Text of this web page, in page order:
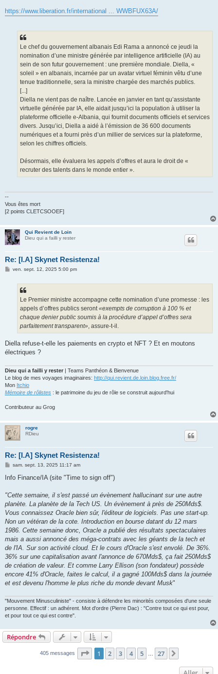
https://www.liberation.fr/international ... WWBFUX63A/
Le chef du gouvernement albanais Edi Rama a annoncé ce jeudi la
nomination d’une ministre générée par intelligence artificielle (IA) au
sein de son futur gouvernement : une première mondiale. Diella, «
soleil » en albanais, incarnée par un avatar virtuel féminin vêtu d’une
tenue traditionnelle, sera la ministre chargée des marchés publics.
[...]
Diella ne vient pas de naître. Lancée en janvier en tant qu’assistante
virtuelle générée par IA, elle aidait jusqu’ici la population à utiliser la
plateforme officielle e-Albania, qui fournit documents officiels et services
divers. Jusqu’ici, Diella a aidé à l’émission de 36 600 documents
numériques et a fourni près d’un millier de services sur la plateforme,
selon les chiffres officiels.
Désormais, elle évaluera les appels d’offres et aura le droit de «
recruter des talents dans le monde entier ».
--
Vous êtes mort
[2 points CLETCSOOEF]
Qui Revient de Loin
Dieu qui a failli y rester
Re: [I.A] Skynet Resistenza!
Mven. sept. 12, 2025 5:00 pm
Le Premier ministre accompagne cette nomination d’une promesse : les
appels d’offres publics seront«exempts de corruption à 100 % et
chaque denier public soumis à la procédure d’appel d’offres sera
parfaitement transparent», assure-t-il.
Diella refuse-t-elle les paiements en crypto et NFT ? Et en moutons
électriques ?
Dieu qui a failli y rester | Teams Panthéon & Bienvenue
Le blog de mes voyages imaginaires: http://qui.revient.de.loin.blog.free.fr/
Mon Itchio
Mémoire de rôlistes : le patrimoine du jeu de rôle se construit aujourd'hui
Contributeur au Grog
rogre
RDieu
Re: [I.A] Skynet Resistenza!
M
s
g
sam. sept. 13, 2025 11:17 am
Info Finance/IA (site "Time to sign off")
"Cette semaine, il s'est passé un évènement hallucinant sur une autre
planète. La planète de la Tech US. Un évènement à près de 250Mds$.
Vous connaissez Oracle bien sûr, l'éditeur de logiciels. Pas une start-up.
Non un vétéran de la cote. Introduction en bourse datant du 12 mars
1986. Cette semaine donc, Oracle a publié des résultats spectaculaires
mais a aussi annoncé des méga-contrats avec les géants de la tech et
de l'IA. Sur son activité cloud. Et le cours d'Oracle s'est envolé. De 36%.
36% sur une capitalisation avant l'annonce de 670Mds$, ça fait 250Mds$
de création de valeur. Et comme Larry Ellison (son fondateur) possède
encore 41% d'Oracle, faites le calcul, il a gagné 100Mds$ dans la journée
et est devenu l'homme le plus riche du monde devant Musk"
"Mouvement Minusculiniste" - consiste à défendre les minorités composées d'une seule
personne. Effectif : un adhérent. Mot d'ordre (Pierre Dac) : "Contre tout ce qui est pour,
et pour tout ce qui est contre".
Répondre
405 messages Page 1sur27
1 2 3 4 5 27